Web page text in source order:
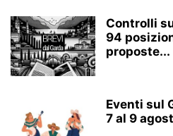
Controlli
94
proposte...
Eventi sul
7 al 9